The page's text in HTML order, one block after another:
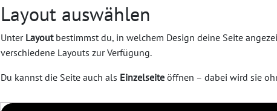
Layout auswählen
Unter Layoutbestimmst du, in welchem Design deine Seite
verschiedene Layouts zur Verfügung.
Du kannst die Seite auch als Einzelseite öffnen – dabei wird sie